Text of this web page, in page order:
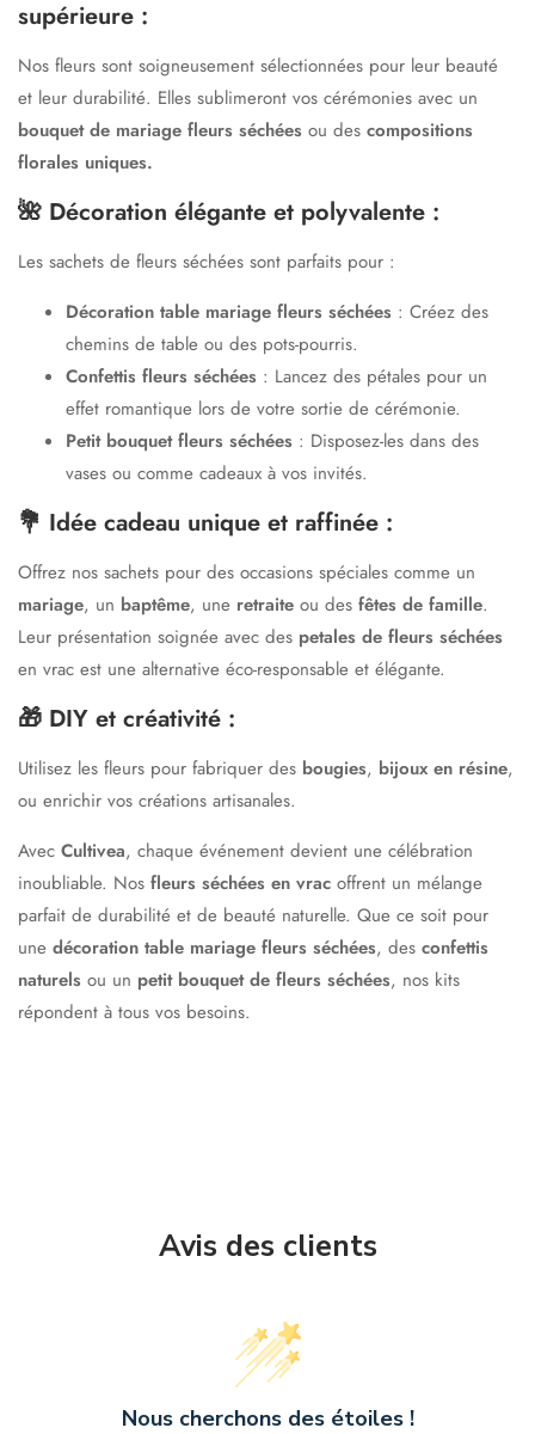
supérieure :
Nos fleurs sont soigneusement sélectionnées pour leur beauté
et leur durabilité. Elles sublimeront vos cérémonies avec un
bouquet de mariage fleurs séchées ou des compositions
florales uniques.
🌺 Décoration élégante et polyvalente :
Les sachets de fleurs séchées sont parfaits pour :
Décoration table mariage fleurs séchées : Créez des
chemins de table ou des pots-pourris.
Confettis fleurs séchées : Lancez des pétales pour un
effet romantique lors de votre sortie de cérémonie.
Petit bouquet fleurs séchées : Disposez-les dans des
vases ou comme cadeaux à vos invités.
💐 Idée cadeau unique et raffinée :
Offrez nos sachets pour des occasions spéciales comme un
mariage, un baptême, une retraite ou des fêtes de famille.
Leur présentation soignée avec des petales de fleurs séchées
en vrac est une alternative éco-responsable et élégante.
🎁 DIY et créativité :
Utilisez les fleurs pour fabriquer des bougies, bijoux en résine,
ou enrichir vos créations artisanales.
Avec Cultivea, chaque événement devient une célébration
inoubliable. Nos fleurs séchées en vrac offrent un mélange
parfait de durabilité et de beauté naturelle. Que ce soit pour
une décoration table mariage fleurs séchées, des confettis
naturels ou un petit bouquet de fleurs séchées, nos kits
répondent à tous vos besoins.
Avis des clients
Nous cherchons des étoiles !